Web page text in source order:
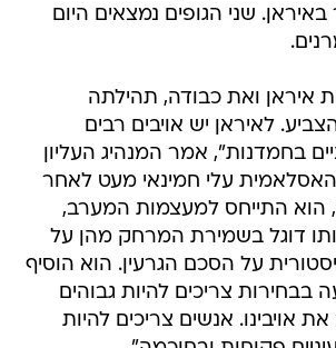
שני הגופים נמצאים היום
איראן ואת כבודה, תהילתה
לאיראן יש אויבים רבים
בחמדנות", אמר המנהיג העליון
עלי חמינאי מעט לאחר
הוא התייחס למעצמות המערב,
דוגל בשמירת המרחק מהן על
על הסכם הגרעין. הוא הוסיף
בבחירות צריכים להיות גבוהים
אויבינו. אנשים צריכים להיות